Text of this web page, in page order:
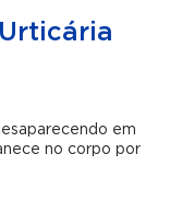
em
no corpo por